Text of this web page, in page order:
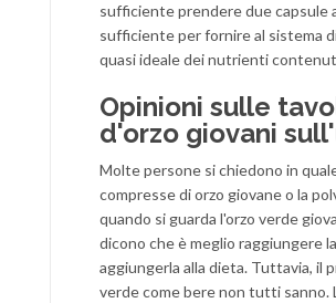
sufficiente prendere due capsule
sufficiente per fornire al sistema
quasi ideale dei nutrienti
Opinioni sulle
d'orzo giovani
Molte persone si chiedono in
compresse di orzo giovane o la
quando si guarda l'orzo verde
dicono che è meglio raggiungere
aggiungerla alla dieta. Tuttavia, il
verde come bere non tutti sanno.